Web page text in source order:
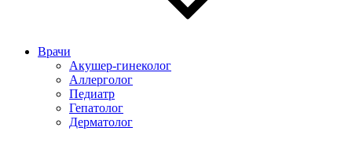
Врачи
Акушер-гинеколог
Аллерголог
Педиатр
Гепатолог
Дерматолог